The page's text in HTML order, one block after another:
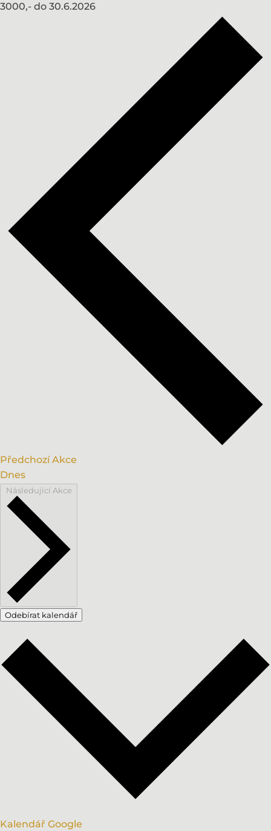
3000,- do 30.6.2026
PředchozíAkce
Dnes
Následující Akce
Odebírat kalendář
Kalendář Google